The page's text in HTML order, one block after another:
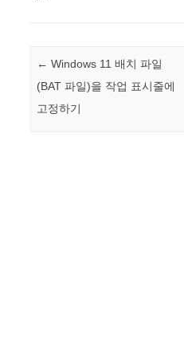
Post navigation
← Windows 11 배치 파일
(BAT 파일)을 작업 표시줄에
고정하기